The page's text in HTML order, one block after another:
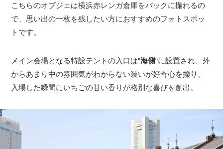
こちらのオブジェは横浜赤レンガ倉庫をバックに撮れるの
で、思い出の一枚を残したい方におすすめのフォトスポッ
トです。
メイン会場となる特設テントの入口は”海側“に設置され、外
からあまり中の雰囲気がわからない装いが好奇心を擽り、
入場した瞬間にいちごの甘い香りが格別な喜びを創出。